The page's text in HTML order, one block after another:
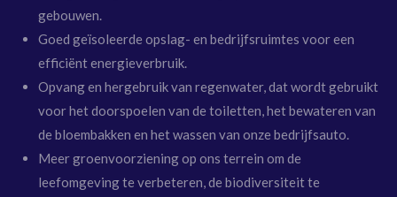
gebouwen.
Goed geïsoleerde opslag- en bedrijfsruimtes voor een
efficiënt energieverbruik.
Opvang en hergebruik van regenwater, dat wordt gebruikt
voor het doorspoelen van de toiletten, het bewateren van
de bloembakken en het wassen van onze bedrijfsauto.
Meer groenvoorzieningop ons terrein om de
leefomgeving te verbeteren, de biodiversiteit te